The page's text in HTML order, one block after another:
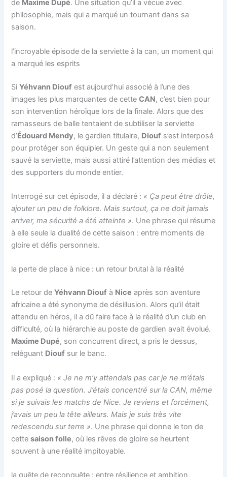
de Maxime Dupé. Une situation qu’il a vécue avec
philosophie, mais qui a marqué un tournant dans sa
saison.
l’incroyable épisode de la serviette à la can, un moment qui
a marqué les esprits
SiYéhvann Diouf est aujourd’hui associé à l’une des
images les plus marquantes de cetteCAN, c’est bien pour
son intervention héroïque lors de la finale. Alors que des
ramasseurs de balle tentaient de subtiliser la serviette
d’Édouard Mendy, le gardien titulaire, Diouf s’est interposé
pour protéger son équipier. Un geste qui a non seulement
sauvé la serviette, mais aussi attiré l’attention des médias et
des supporters du monde entier.
Interrogé sur cet épisode, il a déclaré : « Ça peut être drôle,
ajouter un peu de folklore. Mais surtout, ça ne doit jamais
arriver, ma sécurité a été atteinte ». Une phrase qui résume
à elle seule la dualité de cette saison : entre moments de
gloire et défis personnels.
la perte de place à nice : un retour brutal à la réalité
Le retour deYéhvann Diouf à Nice après son aventure
africaine a été synonyme de désillusion. Alors qu’il était
attendu en héros, il a dû faire face à la réalité d’un club en
difficulté, où la hiérarchie au poste de gardien avait évolué.
Maxime Dupé, son concurrent direct, a pris le dessus,
reléguant Diouf sur le banc.
Il a expliqué : « Je ne m’y attendais pas car je ne m’étais
pas posé la question. J’étais concentré sur la CAN, même
si je suivais les matchs de Nice. Je reviens et forcément,
j’avais un peu la tête ailleurs. Mais je suis très vite
redescendu sur terre ». Une phrase qui donne le ton de
cettesaison folle, où les rêves de gloire se heurtent
souvent à une réalité impitoyable.
la quête de reconquête : entre résilience et ambition